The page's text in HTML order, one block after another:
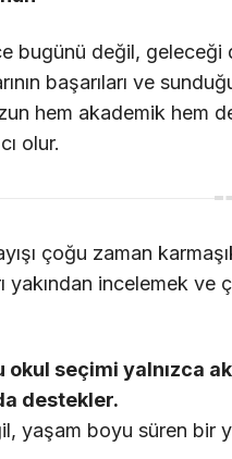
bugünü değil,
başarıları ve
hem akademik hem
olur.
çoğu zaman
yakından incelemek ve
okul seçimi yalnızca
destekler.
yaşam boyu süren bir